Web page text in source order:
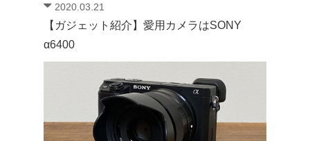
2020.03.21
【ガジェット紹介】愛用カメラはSONY
α6400